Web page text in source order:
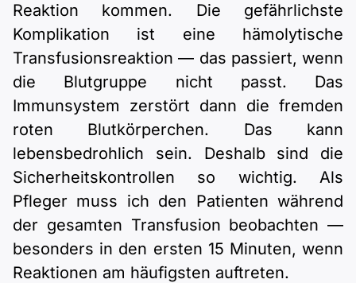
Reaktion kommen. Die gefährlichste
Komplikation ist eine hämolytische
Transfusionsreaktion — das passiert, wenn
die Blutgruppe nicht passt. Das
Immunsystem zerstört dann die fremden
roten Blutkörperchen. Das kann
lebensbedrohlich sein. Deshalb sind die
Sicherheitskontrollen so wichtig. Als
Pfleger muss ich den Patienten während
der gesamten Transfusion beobachten —
besonders in den ersten 15 Minuten, wenn
Reaktionen am häufigsten auftreten.